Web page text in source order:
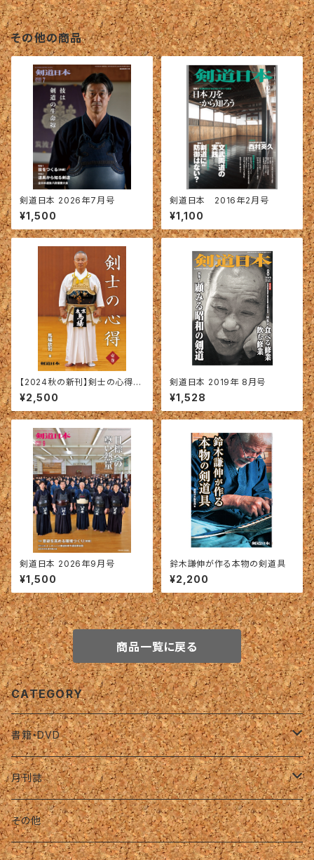
その他の商品
剣道日本 2026年7月号
¥1,500
剣道日本 2016年2月号
¥1,100
【2024秋の新刊】剣士の心得
〈壱巻〉馬場欽司＝著
¥2,500
剣道日本 2019年 8月号
¥1,528
剣道日本 2026年9月号
¥1,500
鈴木謙伸が作る本物の剣道具
¥2,200
商品一覧に戻る
CATEGORY
書籍・DVD
名著復刻版（オンデマンド）
月刊誌
バックナンバー（復刊前）
その他